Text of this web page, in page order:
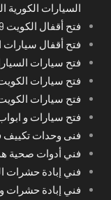
السيارات الكورية
فتح أقفال الكويت 52227339 قريب على موقعي
فتح أقفال سيارات
فتح سيارات
فتح سيارات الكويت 66400366 قريب على
فتح سيارات
فتح سيارات و
فنى وحدات تكييف
فني أدوات صحية
فني إبادة حشرات
فني إبادة حشرات